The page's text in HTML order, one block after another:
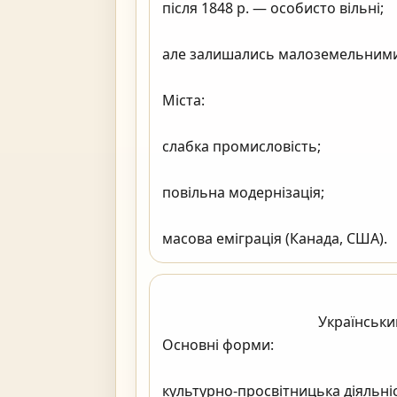
після 1848 р. — особисто вільні;
але залишались
Міста:
слабка промисловість;
повільна модернізація;
масова еміграція
Основні форми:
культурно-просвітницька